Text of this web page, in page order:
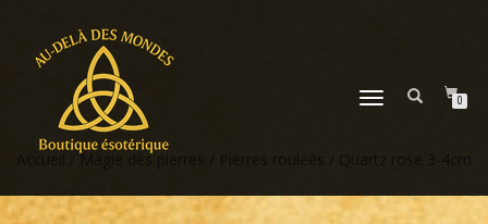
DÉPLIER
0
Magie des pierres